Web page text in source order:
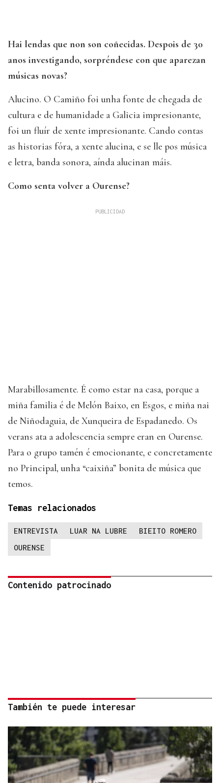
Hai lendas que non son coñecidas. Despois de 30
anos investigando, sorpréndese con que aparezan
músicas novas?
Alucino. O Camiño foi unha fonte de chegada de
cultura e de humanidade a Galicia impresionante,
foi un fluír de xente impresionante. Cando contas
as historias fóra, a xente alucina, e se lle pos música
e letra, banda sonora, aínda alucinan máis.
Como senta volver a Ourense?
Marabillosamente. É como estar na casa, porque a
miña familia é de Melón Baixo, en Esgos, e miña nai
de Niñodaguia, de Xunqueira de Espadanedo. Os
verans ata a adolescencia sempre eran en Ourense.
Para o grupo tamén é emocionante, e concretamente
no Principal, unha “caixiña” bonita de música que
temos.
Temas relacionados
ENTREVISTA LUAR NA LUBRE
BIEITO ROMERO
OURENSE
Contenido patrocinado
También te puede interesar